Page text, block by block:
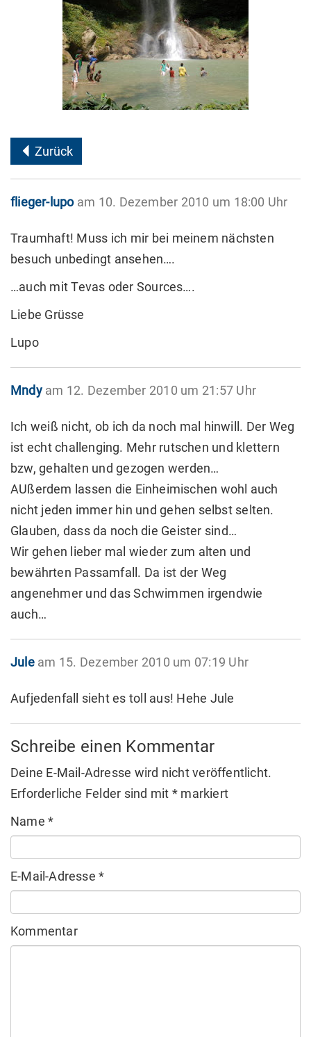
Zurück
flieger-lupoam 10. Dezember 2010 um 18:00 Uhr
Traumhaft! Muss ich mir bei meinem nächsten
besuch unbedingt ansehen….
…auch mit Tevas oder Sources….
Liebe Grüsse
Lupo
Mndyam 12. Dezember 2010 um 21:57 Uhr
Ich weiß nicht, ob ich da noch mal hinwill. Der Weg
ist echt challenging. Mehr rutschen und klettern
bzw, gehalten und gezogen werden…
AUßerdem lassen die Einheimischen wohl auch
nicht jeden immer hin und gehen selbst selten.
Glauben, dass da noch die Geister sind…
Wir gehen lieber mal wieder zum alten und
bewährten Passamfall. Da ist der Weg
angenehmer und das Schwimmen irgendwie
auch…
Juleam 15. Dezember 2010 um 07:19 Uhr
Aufjedenfall sieht es toll aus! Hehe Jule
Schreibe einen Kommentar
Deine E-Mail-Adresse wird nicht veröffentlicht.
Erforderliche Felder sind mit * markiert
Name*
E-Mail-Adresse*
Kommentar